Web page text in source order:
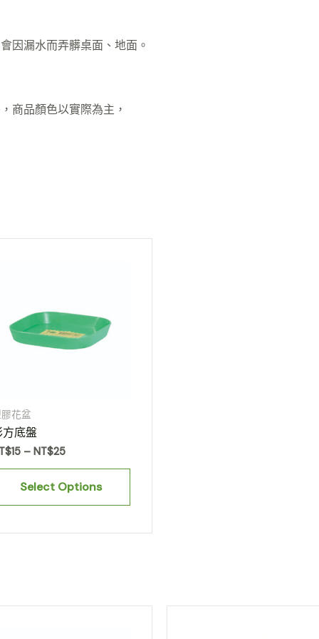
因漏水而弄髒桌面、地面。
商品顏色以實際為主，
花盆
方底盤
15 –NT$25
Select Options